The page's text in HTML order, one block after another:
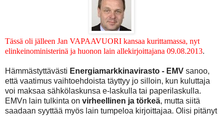
Tässä oli jälleen Jan VAPAAVUORI kansaa kurittamassa, nyt
elinkeinoministerinä ja huonon lain allekirjoittajana 09.08.2013.
Hämmästyttävästi Energiamarkkinavirasto - EMV sanoo,
että vaatimus vaihtoehdoista täyttyy jo silloin, kun kuluttaja
voi maksaa sähkölaskunsa e-laskulla tai paperilaskulla.
EMVn lain tulkinta on virheellinen ja törkeä, mutta siitä
saadaan syyttää myös lain tumpeloa kirjoittajaa. Olisi pitänyt